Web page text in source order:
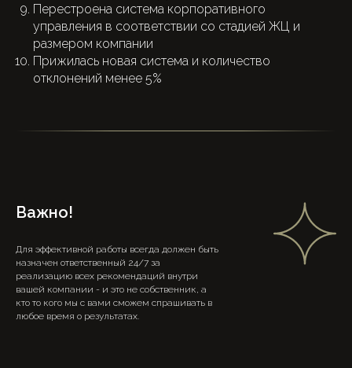
Перестроена система корпоративного
управления в соответствии со стадией ЖЦ и
размером компании
Прижилась новая система и количество
отклонений менее 5%
Важно!
Для эффективной работы всегда должен быть
назначен ответственный 24/7 за
реализацию всех рекомендаций внутри
вашей компании - и это не собственник, а
кто то кого мы с вами сможем спрашивать в
любое время о результатах.